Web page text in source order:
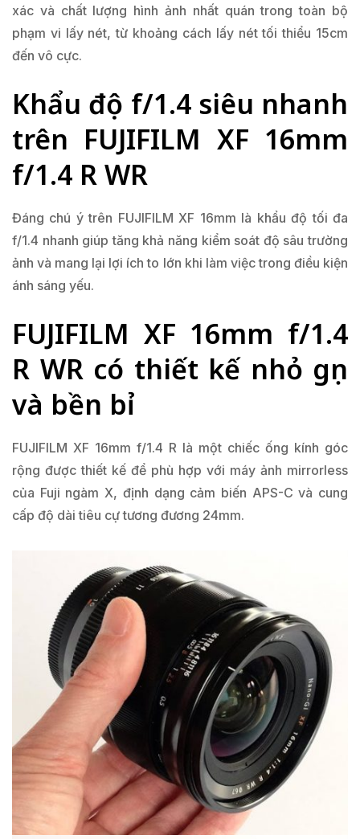
xác và chất lượng hình ảnh nhất quán trong toàn bộ
phạm vi lấy nét, từ khoảng cách lấy nét tối thiểu 15cm
đến vô cực.
Khẩu độ f/1.4 siêu nhanh
trên FUJIFILM XF 16mm
f/1.4 R WR
Đáng chú ý trên FUJIFILM XF 16mm là khẩu độ tối đa
f/1.4 nhanh giúp tăng khả năng kiểm soát độ sâu trường
ảnh và mang lại lợi ích to lớn khi làm việc trong điều kiện
ánh sáng yếu.
FUJIFILM XF 16mm f/1.4
R WR có thiết kế nhỏ gọn
và bền bỉ
FUJIFILM XF 16mm f/1.4 R là một chiếc ống kính góc
rộng được thiết kế để phù hợp với máy ảnh mirrorless
của Fuji ngàm X, định dạng cảm biến APS-C và cung
cấp độ dài tiêu cự tương đương 24mm.